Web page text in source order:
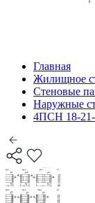
Главная
Жилищное
Стеновые
Наружные
4ПСН 18-21-